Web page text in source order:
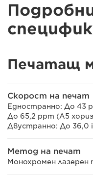
Печатащ
Скорост на печат
Едностранно: До 43
До 65,2 ppm (A5
Двустранно: До 36,0
Метод на печат
Монохромен лазерен